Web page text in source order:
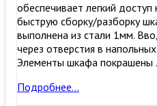
обеспечивает легкий
быструю сборку/разборку
выполнена из стали 1мм.
через отверстия в
Элементы шкафа покрашены
Шкаф
Подробнее…